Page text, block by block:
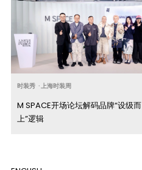
时装秀 ·上海时装周
M SPACE开场论坛解码品牌“设级而
上”逻辑